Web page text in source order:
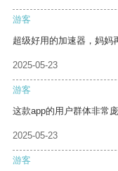
游客
超级好用的加速器，妈妈
2025-05-23
游客
这款app的用户群体非常
2025-05-23
游客